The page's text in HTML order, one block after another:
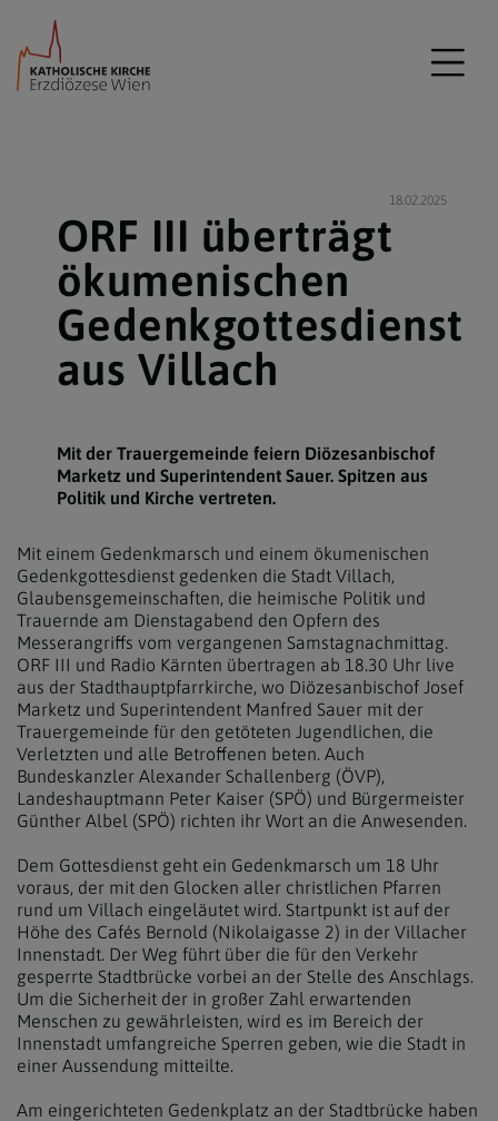
18.02.2025
ORF III überträgt
ökumenischen
Gedenkgottesdienst
aus Villach
Mit der Trauergemeinde feiern Diözesanbischof
Marketz und Superintendent Sauer. Spitzen aus
Politik und Kirche vertreten.
Mit einem Gedenkmarsch und einem ökumenischen
Gedenkgottesdienst gedenken die Stadt Villach,
Glaubensgemeinschaften, die heimische Politik und
Trauernde am Dienstagabend den Opfern des
Messerangriffs vom vergangenen Samstagnachmittag.
ORF III und Radio Kärnten übertragen ab 18.30 Uhr live
aus der Stadthauptpfarrkirche, wo Diözesanbischof Josef
Marketz und Superintendent Manfred Sauer mit der
Trauergemeinde für den getöteten Jugendlichen, die
Verletzten und alle Betroffenen beten. Auch
Bundeskanzler Alexander Schallenberg (ÖVP),
Landeshauptmann Peter Kaiser (SPÖ) und Bürgermeister
Günther Albel (SPÖ) richten ihr Wort an die Anwesenden.
Dem Gottesdienst geht ein Gedenkmarsch um 18 Uhr
voraus, der mit den Glocken aller christlichen Pfarren
rund um Villach eingeläutet wird. Startpunkt ist auf der
Höhe des Cafés Bernold (Nikolaigasse 2) in der Villacher
Innenstadt. Der Weg führt über die für den Verkehr
gesperrte Stadtbrücke vorbei an der Stelle des Anschlags.
Um die Sicherheit der in großer Zahl erwartenden
Menschen zu gewährleisten, wird es im Bereich der
Innenstadt umfangreiche Sperren geben, wie die Stadt in
einer Aussendung mitteilte.
Am eingerichteten Gedenkplatz an der Stadtbrücke haben